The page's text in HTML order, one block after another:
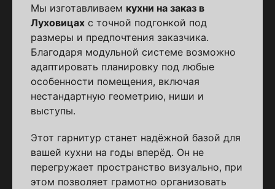
Мы изготавливаем кухни на заказ в
Луховицах с точной подгонкой под
размеры и предпочтения заказчика.
Благодаря модульной системе возможно
адаптировать планировку под любые
особенности помещения, включая
нестандартную геометрию, ниши и
выступы.
Этот гарнитур станет надёжной базой для
вашей кухни на годы вперёд. Он не
перегружает пространство визуально, при
этом позволяет грамотно организовать